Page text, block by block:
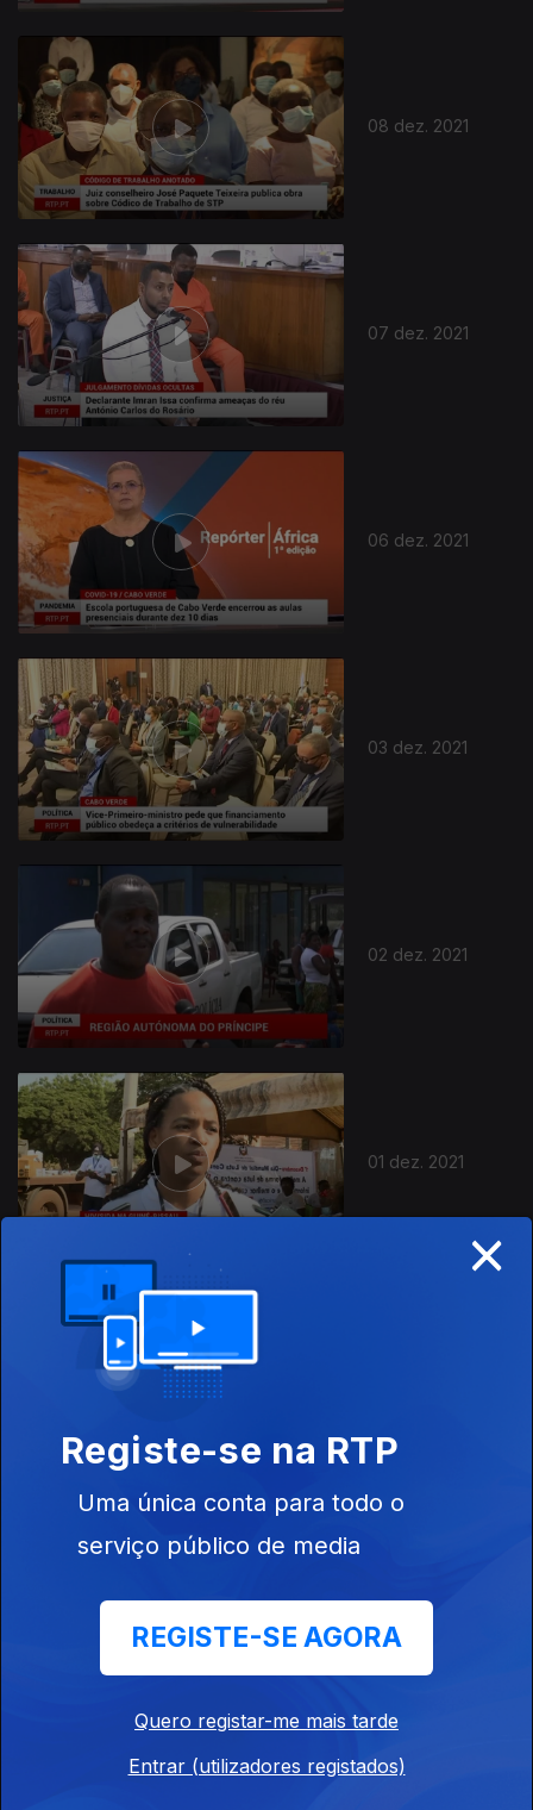
08 dez. 2021
07 dez. 2021
06 dez. 2021
03 dez. 2021
02 dez. 2021
01 dez. 2021
582860
×
Registe-se na RTP
Uma única conta para todo o
serviço público de media
REGISTE-SE AGORA
Quero registar-me mais tarde
Entrar (utilizadores registados)